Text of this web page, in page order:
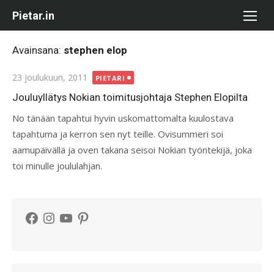
Pietar.in
Avainsana: stephen elop
Posted
on
23 joulukuun, 2011 PIETARI
Jouluyllätys Nokian toimitusjohtaja Stephen Elopilta
No tänään tapahtui hyvin uskomattomalta kuulostava
tapahtuma ja kerron sen nyt teille. Ovisummeri soi
aamupäivällä ja oven takana seisoi Nokian työntekijä, joka
toi minulle joululahjan.
Facebook
Instagram
YouTubePinterest